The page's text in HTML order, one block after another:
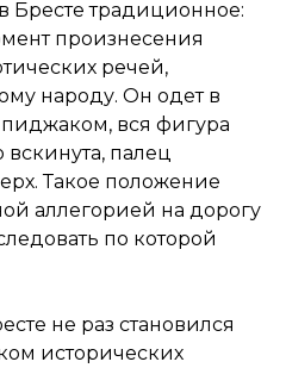
Бресте традиционное:
произнесения
речей,
народу. Он одет в
вся фигура
палец
Такое положение
аллегорией на дорогу
по которой
не раз становился
исторических